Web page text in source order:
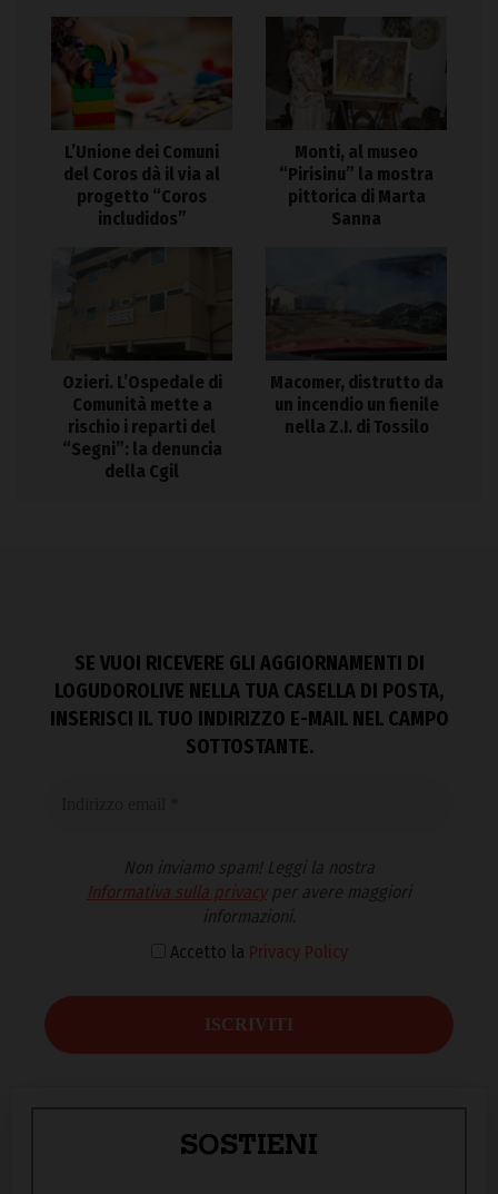
L’Unione dei Comuni
del Coros dà il via al
progetto “Coros
includidos”
Monti, al museo
“Pirisinu” la mostra
pittorica di Marta
Sanna
Ozieri. L’Ospedale di
Comunità mette a
rischio i reparti del
“Segni”: la denuncia
della Cgil
Macomer, distrutto da
un incendio un fienile
nella Z.I. di Tossilo
SE VUOI RICEVERE GLI AGGIORNAMENTI DI
LOGUDOROLIVE NELLA TUA CASELLA DI POSTA,
INSERISCI IL TUO INDIRIZZO E-MAIL NEL CAMPO
SOTTOSTANTE.
Non inviamo spam! Leggi la nostra
Informativa sulla privacyper avere maggiori
informazioni.
Accetto la Privacy Policy
SOSTIENI